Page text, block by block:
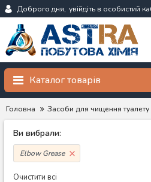
Доброго дня, увійдіть в особистий
Каталог товарів
Головна Засоби для чищення туалету
Ви вибрали:
Elbow Grease
Очистити всі